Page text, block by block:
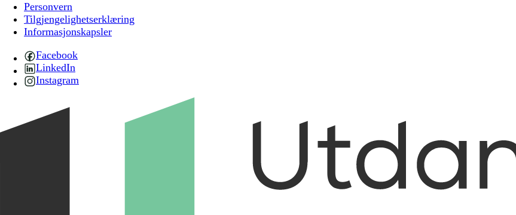
Personvern
Tilgjengelighetserklæring
Informasjonskapsler
Facebook
LinkedIn
Instagram